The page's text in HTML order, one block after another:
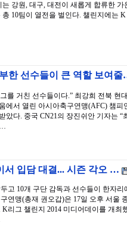
강원, 대구, 대전이 새롭게 합류한 가
10팀이 열전을 벌인다. 챌린지에는 K
한 선수들이 큰 역할 보여
를 거친 선수들이다.” 최강희 전북 현대
에서 열린 아시아축구연맹(AFC) 챔피
다. 중국 CN21의 장진쉬안 기자는 “
…
서 입담 대결... 시즌 각오 …
고 10개 구단 감독과 선수들이 한자리
연맹(총재 권오갑)은 17일 오후 서울
리그 챌린지 2014 미디어데이를 개최